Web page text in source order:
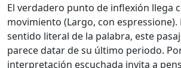
El verdadero punto de inflexión llega
movimiento (Largo, con
sentido literal de la palabra, este
parece datar de su último periodo.
interpretación escuchada invita a